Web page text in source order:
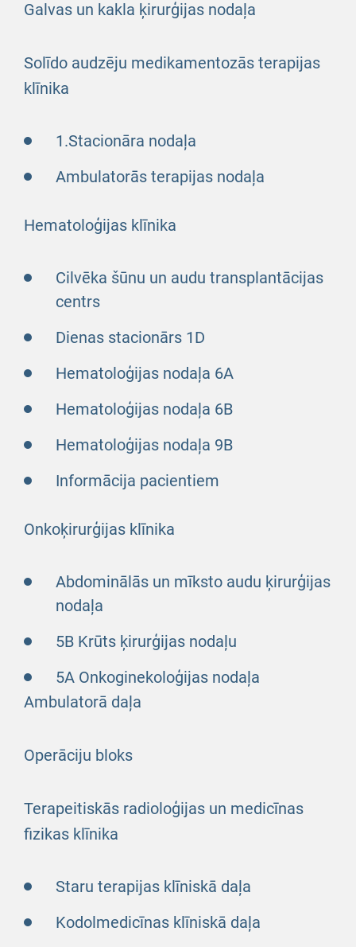
Galvas un kakla ķirurģijas nodaļa
Solīdo audzēju medikamentozās terapijas
klīnika
1.Stacionāra nodaļa
Ambulatorās terapijas nodaļa
Hematoloģijas klīnika
Cilvēka šūnu un audu transplantācijas
centrs
Dienas stacionārs 1D
Hematoloģijas nodaļa 6A
Hematoloģijas nodaļa 6B
Hematoloģijas nodaļa 9B
Informācija pacientiem
Onkoķirurģijas klīnika
Abdominālās un mīksto audu ķirurģijas
nodaļa
5B Krūts ķirurģijas nodaļu
5A Onkoginekoloģijas nodaļa
Ambulatorā daļa
Operāciju bloks
Terapeitiskās radioloģijas un medicīnas
fizikas klīnika
Staru terapijas klīniskā daļa
Kodolmedicīnas klīniskā daļa